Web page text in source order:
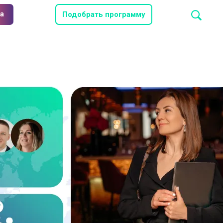
Подобрать программу